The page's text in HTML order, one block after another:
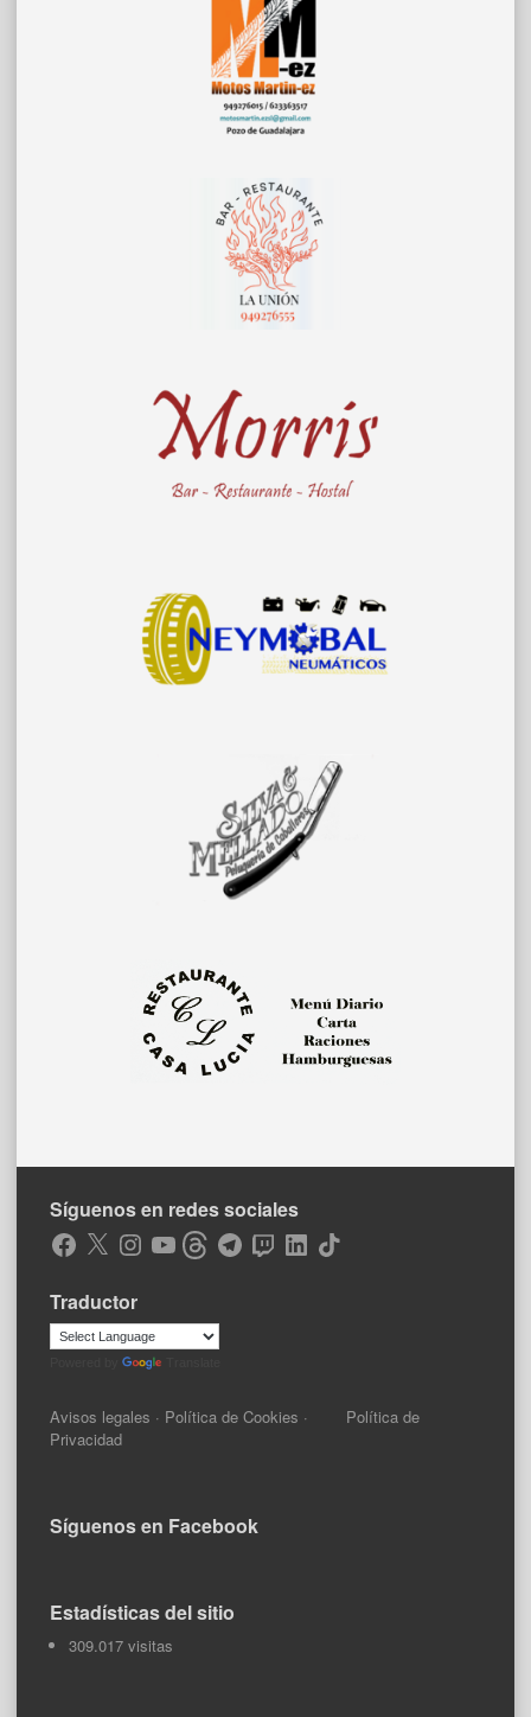
Síguenos en redes sociales
Facebook
X Instagram
YouTubeThreadsTelegramTwitchLinkedIn
TikTok
Traductor
Avisos legales · Política de Cookies · Política de
Privacidad
Síguenos en Facebook
Estadísticas del sitio
309.017 visitas